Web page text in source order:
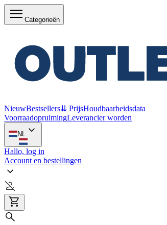
Categorieën
NieuwBestsellers⇊ PrijsHoudbaarheidsdata
VoorraadopruimingLeverancier worden
NL
Hallo, log in
Account en bestellingen